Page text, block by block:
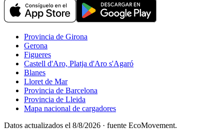
Provincia de Girona
Gerona
Figueres
Castell d'Aro, Platja d'Aro s'Agaró
Blanes
Lloret de Mar
Provincia de Barcelona
Provincia de Lleida
Mapa nacional de cargadores
Datos actualizados el 8/8/2026 · fuente EcoMovement.